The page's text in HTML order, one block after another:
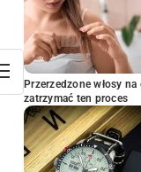
Przerzedzone włosy
zatrzymać ten proces